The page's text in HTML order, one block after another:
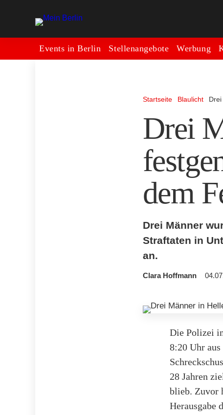
Events in Berlin Stellenangebote Werbung
Startseite Blaulicht
Drei
dem
Drei Männer
Straftaten in
an.
Clara Hoffmann
Die Polizei
8:20 Uhr
28 Jahren
blieb. Zuvor
Herausgabe